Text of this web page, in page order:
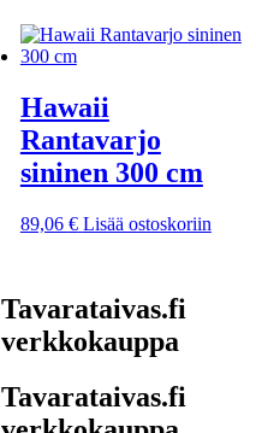
Hawaii
Rantavarjo
sininen 300 cm
89,06 € Lisää ostoskoriin
Tavarataivas.fi
verkkokauppa
Tavarataivas.fi